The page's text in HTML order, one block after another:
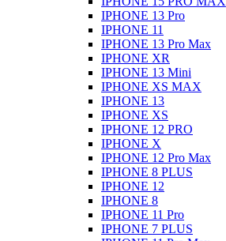
IPHONE 13 Pro
IPHONE 11
IPHONE 13 Pro Max
IPHONE XR
IPHONE 13 Mini
IPHONE XS MAX
IPHONE 13
IPHONE XS
IPHONE 12 PRO
IPHONE X
IPHONE 12 Pro Max
IPHONE 8 PLUS
IPHONE 12
IPHONE 8
IPHONE 11 Pro
IPHONE 7 PLUS